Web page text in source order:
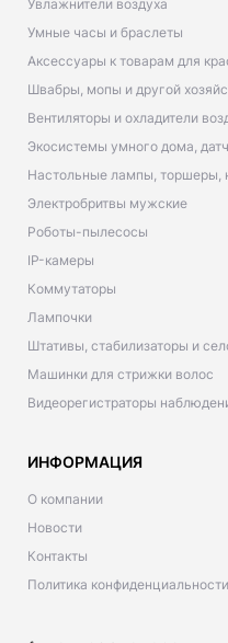
Увлажнители воздуха
Умные часы и браслеты
Аксессуары к товарам для
Швабры, мопы и другой
Вентиляторы и охладители
Экосистемы умного дома,
Настольные лампы, торшеры,
Электробритвы мужские
Роботы-пылесосы
IP-камеры
Коммутаторы
Лампочки
Штативы, стабилизаторы и
Машинки для стрижки волос
Видеорегистраторы
ИНФОРМАЦИЯ
О компании
Новости
Контакты
Политика конфиденциальности